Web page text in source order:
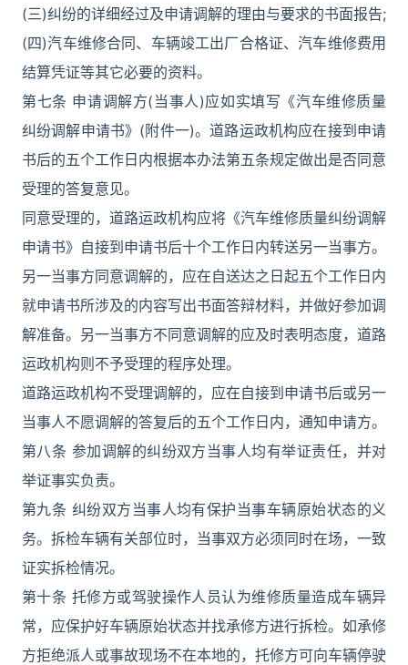
(三)纠纷的详细经过及申请调解的理由与要求的书面报告;
(四)汽车维修合同、车辆竣工出厂合格证、汽车维修费用
结算凭证等其它必要的资料。
第七条 申请调解方(当事人)应如实填写《汽车维修质量
纠纷调解申请书》(附件一)。道路运政机构应在接到申请
书后的五个工作日内根据本办法第五条规定做出是否同意
受理的答复意见。
同意受理的，道路运政机构应将《汽车维修质量纠纷调解
申请书》自接到申请书后十个工作日内转送另一当事方。
另一当事方同意调解的，应在自送达之日起五个工作日内
就申请书所涉及的内容写出书面答辩材料，并做好参加调
解准备。另一当事方不同意调解的应及时表明态度，道路
运政机构则不予受理的程序处理。
道路运政机构不受理调解的，应在自接到申请书后或另一
当事人不愿调解的答复后的五个工作日内，通知申请方。
第八条 参加调解的纠纷双方当事人均有举证责任，并对
举证事实负责。
第九条 纠纷双方当事人均有保护当事车辆原始状态的义
务。拆检车辆有关部位时，当事双方必须同时在场，一致
证实拆检情况。
第十条 托修方或驾驶操作人员认为维修质量造成车辆异
常，应保护好车辆原始状态并找承修方进行拆检。如承修
方拒绝派人或事故现场不在本地的，托修方可向车辆停驶